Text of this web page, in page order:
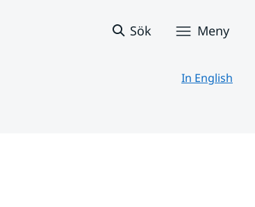
Sök Meny
In English